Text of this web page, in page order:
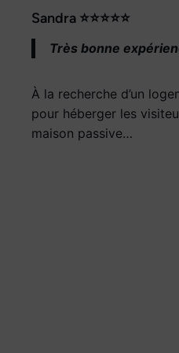
Sandra ⭐⭐⭐⭐⭐
Très bonne
À la recherche d’un
pour héberger les
maison passive…